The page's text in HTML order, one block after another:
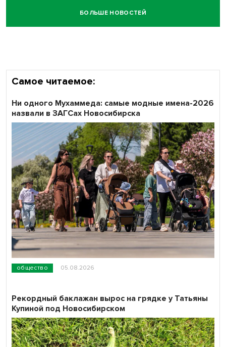
Честный выбор: видеонаблюдение обеспечит
объективность результатов ЕДГ в Новосибирской
БОЛЬШЕ НОВОСТЕЙ
Самое читаемое:
общество 05.08.2026
Ни одного Мухаммеда: самые модные имена-2026
назвали в ЗАГСах Новосибирска
Рекордный баклажан вырос на грядке у Татьяны
Купиной под Новосибирском